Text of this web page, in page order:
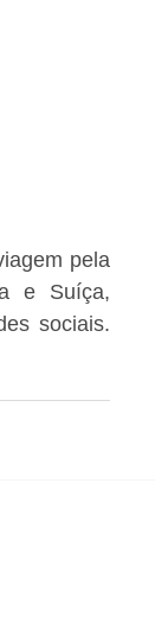
pela
e Suíça,
sociais.